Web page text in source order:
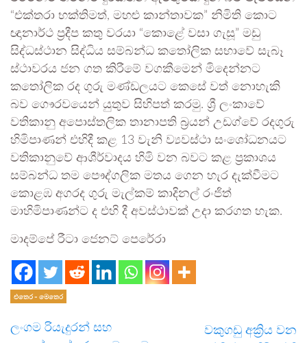
“එක්තරා භක්තිමත්‌, මහළු කාන්තාවක” නිමිති කොට
ඥානාර්ථ ප්‍රදීප කතු වරයා “කොළේ වසා ගැසූ” මඩු
සිද්ධස්ථාන සිද්ධිය සම්බන්ධ කතෝලික සභාවේ සැබෑ
ස්ථාවරය ජන ගත කිරීමේ වගකීමෙන් මිදෙන්නට
කතෝලික රද ගුරු මණ්ඩලයට කෙසේ වත් නොහැකි
බව ගෞරවයෙන් යුතුව සිහිපත් කරමු. ශ්‍රී ලංකාවේ
වතිකානු අපොස්තලික තානාපති බ්‍රයන් උඩග්වේ රදගුරු
හිමිපාණන් එහිදී කළ 13 වැනි ව්‍යවස්ථා සංශෝධනයට
වතිකානුවේ ආශීර්වාදය හිමි වන බවට කළ ප්‍රකාශය
සම්බන්ධ තම පෞද්ගලික මතය ගෙන හැර දැක්වීමට
කොළඹ අගරද ගුරු මැල්කම් කාදිනල් රංජිත්
මාහිමිපාණන්ට ද එහි දී අවස්ථාවක් උදා කරගත හැක.
මාදම්පේ රීටා ජෙනට් පෙරේරා
එතෙර - මෙතෙර
ලංගම රියැදුරන් සහ
වකුගඩු අක්‍රිය වන